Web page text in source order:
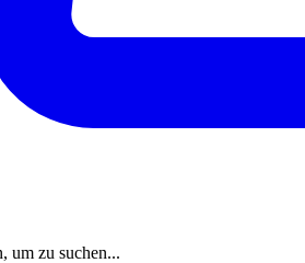
um zu suchen...